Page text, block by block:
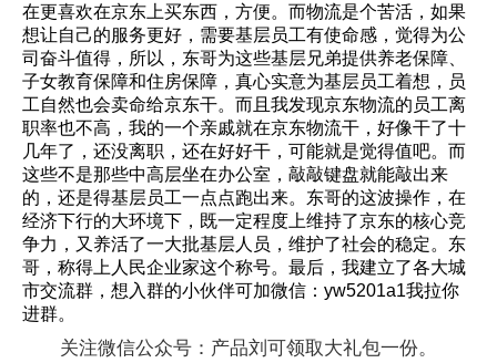
在更喜欢在京东上买东西，方便。而物流是个苦活，如果
想让自己的服务更好，需要基层员工有使命感，觉得为公
司奋斗值得，所以，东哥为这些基层兄弟提供养老保障、
子女教育保障和住房保障，真心实意为基层员工着想，员
工自然也会卖命给京东干。而且我发现京东物流的员工离
职率也不高，我的一个亲戚就在京东物流干，好像干了十
几年了，还没离职，还在好好干，可能就是觉得值吧。而
这些不是那些中高层坐在办公室，敲敲键盘就能敲出来
的，还是得基层员工一点点跑出来。东哥的这波操作，在
经济下行的大环境下，既一定程度上维持了京东的核心竞
争力，又养活了一大批基层人员，维护了社会的稳定。东
哥，称得上人民企业家这个称号。最后，我建立了各大城
市交流群，想入群的小伙伴可加微信：yw5201a1我拉你
进群。
关注微信公众号：产品刘可领取大礼包一份。